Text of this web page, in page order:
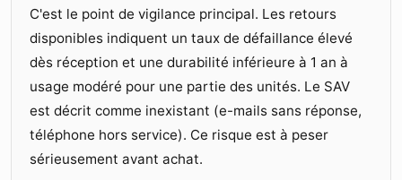
C'est le point de vigilance principal. Les retours
disponibles indiquent un taux de défaillance élevé
dès réception et une durabilité inférieure à 1 an à
usage modéré pour une partie des unités. Le SAV
est décrit comme inexistant (e-mails sans réponse,
téléphone hors service). Ce risque est à peser
sérieusement avant achat.